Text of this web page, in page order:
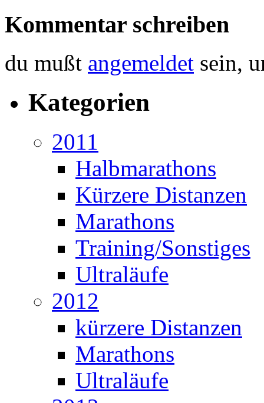
Kommentar schreiben
du mußt angemeldet sein,
Kategorien
2011
Halbmarathons
Kürzere Distanzen
Marathons
Training/Sonstiges
Ultraläufe
2012
kürzere Distanzen
Marathons
Ultraläufe